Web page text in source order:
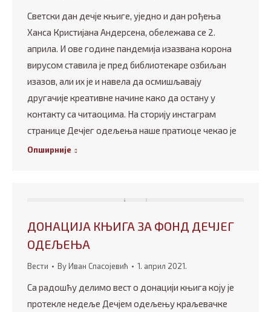
Светски дан дечје књиге, уједно и дан рођења
Ханса Кристијана Андерсена, обележава се 2.
априла. И ове године пандемија изазвана корона
вирусом ставила је пред библиотекаре озбиљан
изазов, али их је и навела да осмишљавају
другачије креативне начине како да остану у
контакту са читаоцима. На сторију инстаграм
странице Дечјег одељења наше пратиоце чекао је
Опширније
ДОНАЦИЈА КЊИГА ЗА ФОНД ДЕЧЈЕГ
ОДЕЉЕЊА
Вести ByИван Спасојевић 1. април 2021.
Са радошћу делимо вест о донацији књига коју је
протекле недеље Дечјем одељењу краљевачке